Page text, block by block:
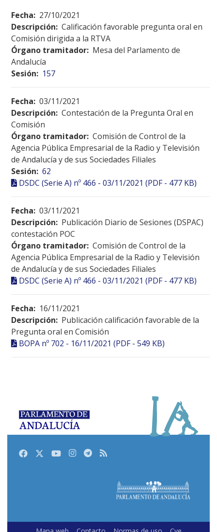
Fecha: 27/10/2021
Descripción: Calificación favorable pregunta oral en
Comisión dirigida a la RTVA
Órgano tramitador: Mesa del Parlamento de
Andalucía
Sesión: 157
Fecha: 03/11/2021
Descripción: Contestación de la Pregunta Oral en
Comisión
Órgano tramitador: Comisión de Control de la
Agencia Pública Empresarial de la Radio y Televisión
de Andalucía y de sus Sociedades Filiales
Sesión: 62
DSDC (Serie A) nº 466 - 03/11/2021 (PDF - 477 KB)
Fecha: 03/11/2021
Descripción: Publicación Diario de Sesiones (DSPAC)
contestación POC
Órgano tramitador: Comisión de Control de la
Agencia Pública Empresarial de la Radio y Televisión
de Andalucía y de sus Sociedades Filiales
DSDC (Serie A) nº 466 - 03/11/2021 (PDF - 477 KB)
Fecha: 16/11/2021
Descripción: Publicación calificación favorable de la
Pregunta oral en Comisión
BOPA nº 702 - 16/11/2021 (PDF - 549 KB)
FacebookTwitterYoutubeInstagram
Telegram
RSS